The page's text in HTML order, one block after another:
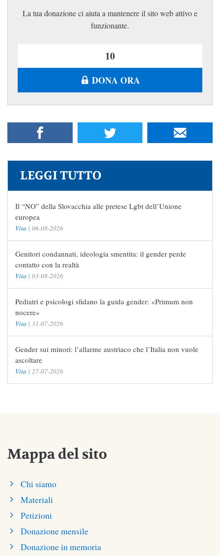
La tua donazione ci aiuta a mantenere il sito web attivo e
funzionante.
DONA ORA
LEGGI TUTTO
Il “NO” della Slovacchia alle pretese Lgbt dell’Unione
europea
Vita | 06-08-2026
Genitori condannati, ideologia smentita: il gender perde
contatto con la realtà
Vita | 03-08-2026
Pediatri e psicologi sfidano la guida gender: «Primum non
nocere»
Vita | 31-07-2026
Gender sui minori: l’allarme austriaco che l’Italia non vuole
ascoltare
Vita | 27-07-2026
Mappa del sito
Chi siamo
Materiali
Petizioni
Donazione mensile
Donazione in memoria